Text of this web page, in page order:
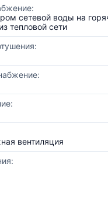
сетевой воды на
тепловой сети
вентиляция